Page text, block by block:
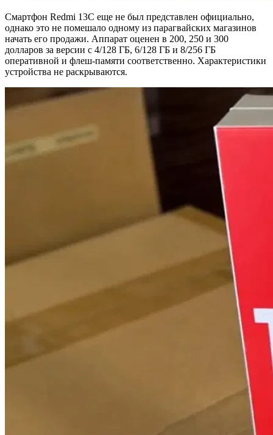
Смартфон Redmi 13C еще не был представлен официально,
однако это не помешало одному из парагвайских магазинов
начать его продажи. Аппарат оценен в 200, 250 и 300
долларов за версии с 4/128 ГБ, 6/128 ГБ и 8/256 ГБ
оперативной и флеш-памяти соответственно. Характеристики
устройства не раскрываются.